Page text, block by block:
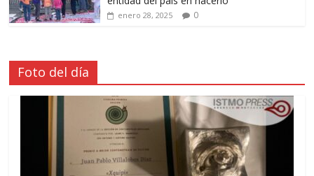
enero 28, 2025 0
Foto del día